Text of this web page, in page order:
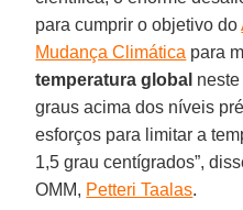
para cumprir o objetivo do
Mudança Climática para
temperatura global
graus acima dos níveis
esforços para limitar a
1,5 grau centígrados”,
OMM, Petteri Taalas.